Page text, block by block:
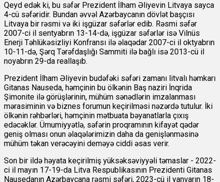
Qeyd edək ki, bu səfər Prezident İlham Əliyevin Litvaya sayca
4-cü səfəridir. Bundan əvvəl Azərbaycanın dövlət başçısı
Litvaya bir rəsmi və iki işgüzar səfərlər edib. Rəsmi səfər
2007-ci il sentyabrın 13-14-də, işgüzar səfərlər isə Vilnüs
Enerji Təhlükəsizliyi Konfransı ilə əlaqədar 2007-ci il oktyabrın
10-11-də, Şərq Tərəfdaşlığı Sammiti ilə bağlı isə 2013-cü il
noyabrın 29-da reallaşıb.
Prezident İlham Əliyevin budəfəki səfəri zamanı litvalı həmkarı
Gitanas Nauseda, həmçinin bu ölkənin Baş naziri İnqrida
Şimonite ilə görüşlərinin, mühüm sənədlərin imzalanması
mərasiminin və biznes forumun keçirilməsi nəzərdə tutulur. İki
ölkənin rəhbərləri, həmçinin mətbuata bəyanatlarla çıxış
edəcəklər. Ümumiyyətlə, səfərin proqramının kifayət qədər
geniş olması onun əlaqələrimizin daha da genişlənməsinə
mühüm təkan verəcəyini deməyə ciddi əsas verir.
Son bir ildə həyata keçirilmiş yüksəksəviyyəli təmaslar - 2022-
ci il mayın 17-19-da Litva Respublikasının Prezidenti Gitanas
Nausedanın Azərbaycana rəsmi səfəri, 2023-cü il yanvarın 18-